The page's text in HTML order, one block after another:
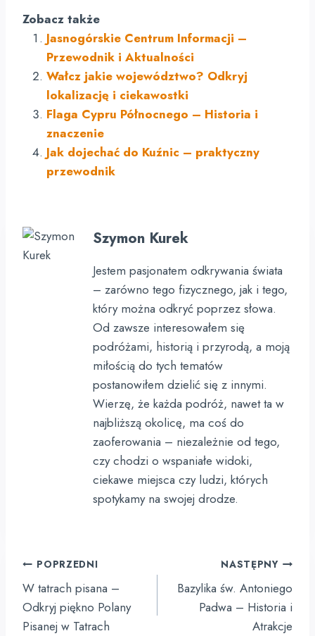
Zobacz także
Jasnogórskie Centrum Informacji –
Przewodnik i Aktualności
Wałcz jakie województwo? Odkryj
lokalizację i ciekawostki
Flaga Cypru Północnego – Historia i
znaczenie
Jak dojechać do Kuźnic – praktyczny
przewodnik
Szymon Kurek
Jestem pasjonatem odkrywania świata
– zarówno tego fizycznego, jak i tego,
który można odkryć poprzez słowa.
Od zawsze interesowałem się
podróżami, historią i przyrodą, a moją
miłością do tych tematów
postanowiłem dzielić się z innymi.
Wierzę, że każda podróż, nawet ta w
najbliższą okolicę, ma coś do
zaoferowania – niezależnie od tego,
czy chodzi o wspaniałe widoki,
ciekawe miejsca czy ludzi, których
spotykamy na swojej drodze.
Nawigacja
wpisu
POPRZEDNI
W tatrach pisana –
Odkryj piękno Polany
Pisanej w Tatrach
NASTĘPNY
Bazylika św. Antoniego
Padwa – Historia i
Atrakcje